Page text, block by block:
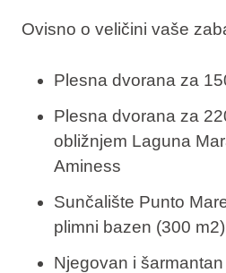
Ovisno o veličini vaše
Plesna dvorana za
Plesna dvorana za
obližnjem Laguna
Aminess
Sunčalište Punto
plimni bazen (300 m2)
Njegovan i